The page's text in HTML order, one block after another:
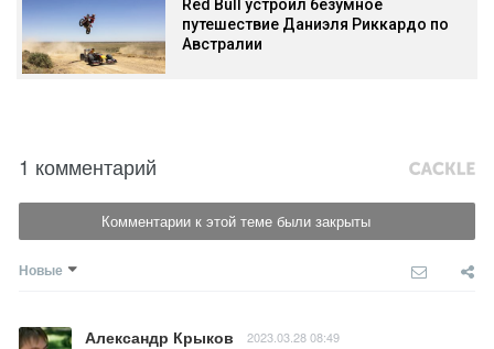
Red Bull устроил безумное
путешествие Даниэля Риккардо по
Австралии
1 комментарий
Комментарии к этой теме были закрыты
Новые
Александр Крыков 2023.03.28 08:49